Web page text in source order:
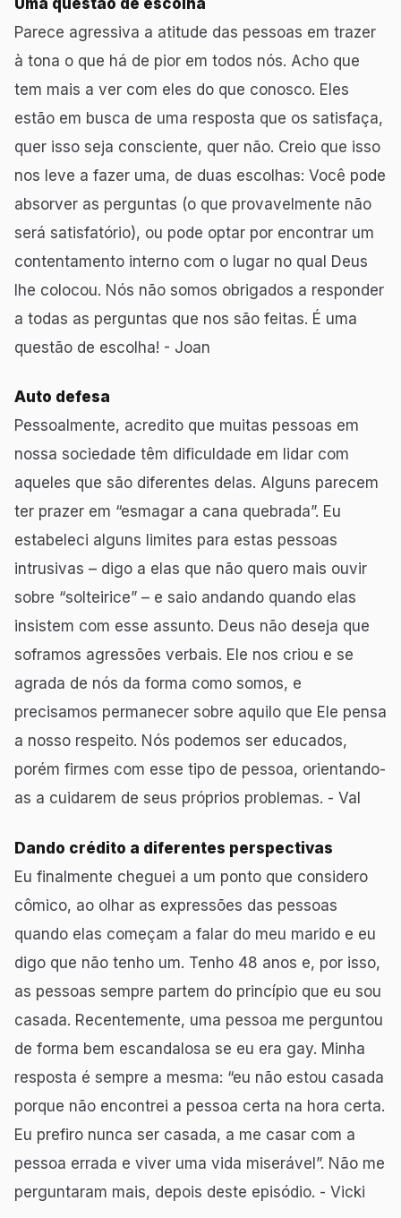
Uma questão de escolha
Parece agressiva a atitude das pessoas em trazer
à tona o que há de pior em todos nós. Acho que
tem mais a ver com eles do que conosco. Eles
estão em busca de uma resposta que os satisfaça,
quer isso seja consciente, quer não. Creio que isso
nos leve a fazer uma, de duas escolhas: Você pode
absorver as perguntas (o que provavelmente não
será satisfatório), ou pode optar por encontrar um
contentamento interno com o lugar no qual Deus
lhe colocou. Nós não somos obrigados a responder
a todas as perguntas que nos são feitas. É uma
questão de escolha! - Joan
Auto defesa
Pessoalmente, acredito que muitas pessoas em
nossa sociedade têm dificuldade em lidar com
aqueles que são diferentes delas. Alguns parecem
ter prazer em “esmagar a cana quebrada”. Eu
estabeleci alguns limites para estas pessoas
intrusivas – digo a elas que não quero mais ouvir
sobre “solteirice” – e saio andando quando elas
insistem com esse assunto. Deus não deseja que
soframos agressões verbais. Ele nos criou e se
agrada de nós da forma como somos, e
precisamos permanecer sobre aquilo que Ele pensa
a nosso respeito. Nós podemos ser educados,
porém firmes com esse tipo de pessoa, orientando-
as a cuidarem de seus próprios problemas. - Val
Dando crédito a diferentes perspectivas
Eu finalmente cheguei a um ponto que considero
cômico, ao olhar as expressões das pessoas
quando elas começam a falar do meu marido e eu
digo que não tenho um. Tenho 48 anos e, por isso,
as pessoas sempre partem do princípio que eu sou
casada. Recentemente, uma pessoa me perguntou
de forma bem escandalosa se eu era gay. Minha
resposta é sempre a mesma: “eu não estou casada
porque não encontrei a pessoa certa na hora certa.
Eu prefiro nunca ser casada, a me casar com a
pessoa errada e viver uma vida miserável”. Não me
perguntaram mais, depois deste episódio. - Vicki